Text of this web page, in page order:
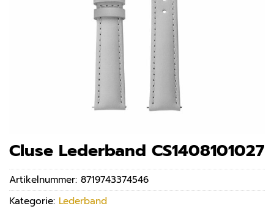
Cluse Lederband CS1408101027
Artikelnummer: 8719743374546
Kategorie: Lederband